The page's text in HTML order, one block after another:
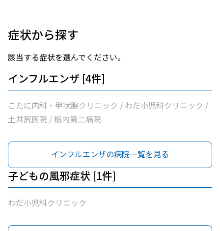
症状から探す
該当する症状を選んでください。
インフルエンザ [4件]
こたに内科・甲状腺クリニック / わだ小児科クリニック /
土井尻医院 / 栃内第二病院
インフルエンザの病院一覧を見る
子どもの風邪症状 [1件]
わだ小児科クリニック